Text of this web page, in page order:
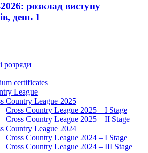
розклад виступу
день 1
розряди
certificates
League
Country League 2025
Cross Country League 2025 – I Stage
Cross Country League 2025 – II Stage
Country League 2024
Cross Country League 2024 – I Stage
Cross Country League 2024 – III Stage